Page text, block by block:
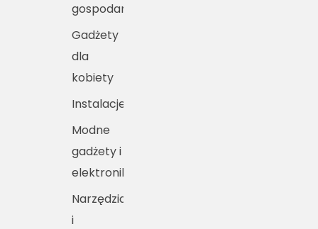
gospodarcza
Gadżety
dla
kobiety
Instalacje
Modne
gadżety i
elektronika
Narzędzia
i